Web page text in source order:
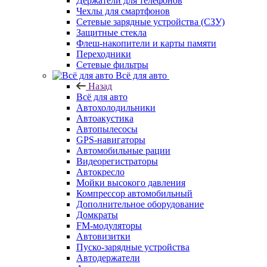
Чехлы для смартфонов
Сетевые зарядные устройства (СЗУ)
Защитные стекла
Флеш-накопители и карты памяти
Переходники
Сетевые фильтры
Всё для авто
Назад
Всё для авто
Автохолодильники
Автоакустика
Автопылесосы
GPS-навигаторы
Автомобильные рации
Видеорегистраторы
Автокресло
Мойки высокого давления
Компрессор автомобильный
Дополнительное оборудование
Домкраты
FM-модуляторы
Автовизитки
Пуско-зарядные устройства
Автодержатели